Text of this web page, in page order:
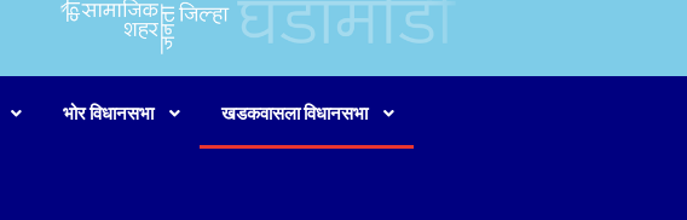
भोर विधानसभा खडकवासला विधानसभा